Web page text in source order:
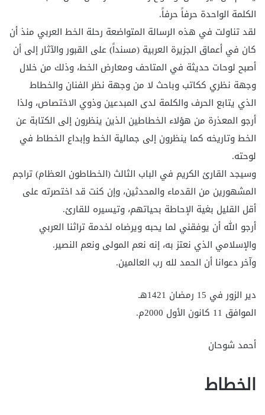
الكلمة الواحدة حرفاً حرفاً.
لقد تناولت في هذه الرسالة المتواضعة رحلة الخط العربي منذ أن
كان في أعماق الجزيرة العربية (مسنداً) على القبور والآثار إلى أن
أصبح لوحات حديثة في المتاحف ومعارض الخط، وذلك من خلال
وجهة نظري ككاتب وباحث لا من وجهة نظر الفنان والخطاط
الذي يتابع الحرف والكلمة لدى المبدعين وذوي الاختصاص، ولذا
أرجو المعذرة من هؤلاء الخطاطين الذين ينظرون إلى الكتابة عن
الخط وتاريخه كما ينظرون إلى جمالية الخط وإبداع الخطاط في
لوحته.
وسيجد القارئ الكريم في الباب الثالث (الخطاطون العظام) تراجم
المشهورين من القدماء والمحدثين، وإن كنت قد اختصرته على
أقل القليل بغية الإحاطة بحياتهم، وتيسيره للقارئ.
أرجو الله أن يوفقني لما يحبه ويرضاه لخدمة تراثنا العربي
والإسلامي الذي نعتز به، إنه نعم المولى ونعم النصير.
وآخر دعوانا أن الحمد لله رب العالمين.
دير الزور في 15 رمضان 1421هـ
الموافق 11 كانون الأول 2000م.
أحمد شوحان
الخطاط